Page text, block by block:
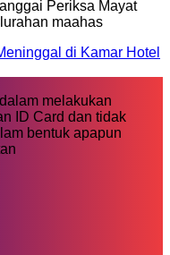
di Kamar Hotel
melakukan
ID Card dan tidak
bentuk apapun